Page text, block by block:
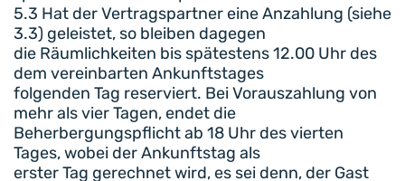
5.3 Hat der Vertragspartner eine Anzahlung (siehe
3.3) geleistet, so bleiben dagegen
die Räumlichkeiten bis spätestens 12.00 Uhr des
dem vereinbarten Ankunftstages
folgenden Tag reserviert. Bei Vorauszahlung von
mehr als vier Tagen, endet die
Beherbergungspflicht ab 18 Uhr des vierten
Tages, wobei der Ankunftstag als
erster Tag gerechnet wird, es sei denn, der Gast